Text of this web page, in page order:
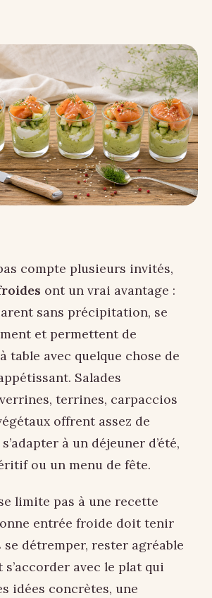
compte plusieurs invités,
ont un vrai avantage :
sans précipitation, se
et permettent de
table avec quelque chose de
Salades
terrines, carpaccios
offrent assez de
à un déjeuner d’été,
ou un menu de fête.
limite pas à une recette
entrée froide doit tenir
se détremper, rester agréable
s’accorder avec le plat qui
idées concrètes, une